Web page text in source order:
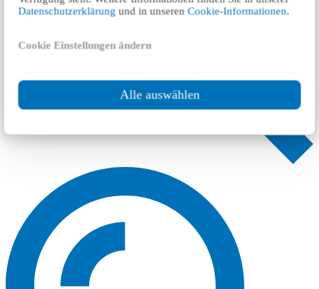
Datenschutzerklärung und in unserenCookie-Informationen.
Cookie Einstellungen ändern
Alle auswählen